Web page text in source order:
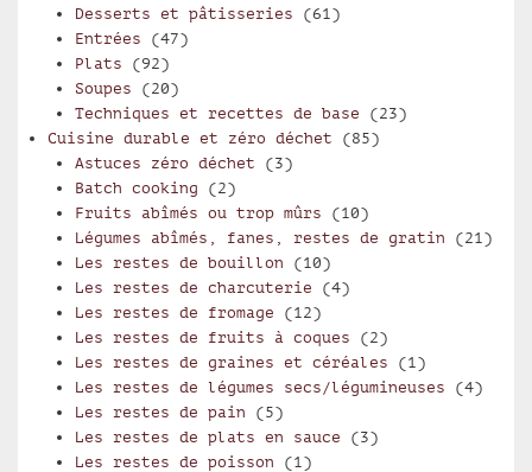
Desserts et pâtisseries (61)
Entrées (47)
Plats (92)
Soupes (20)
Techniques et recettes de base (23)
Cuisine durable et zéro déchet (85)
Astuces zéro déchet (3)
Batch cooking (2)
Fruits abîmés ou trop mûrs (10)
Légumes abîmés, fanes, restes de gratin (21)
Les restes de bouillon (10)
Les restes de charcuterie (4)
Les restes de fromage (12)
Les restes de fruits à coques (2)
Les restes de graines et céréales (1)
Les restes de légumes secs/légumineuses (4)
Les restes de pain (5)
Les restes de plats en sauce (3)
Les restes de poisson (1)